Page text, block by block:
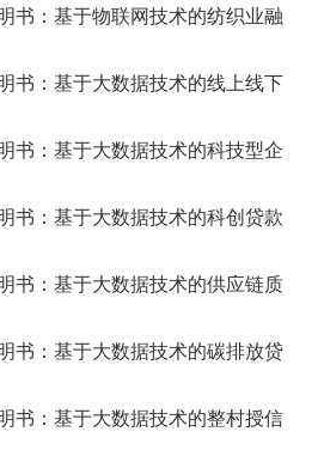
书：基于物联网技术的纺织业融
书：基于大数据技术的线上线下
书：基于大数据技术的科技型企
书：基于大数据技术的科创贷款
书：基于大数据技术的供应链质
书：基于大数据技术的碳排放贷
书：基于大数据技术的整村授信